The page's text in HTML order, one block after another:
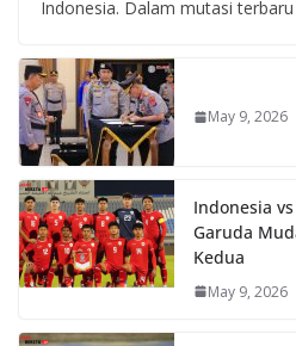
Indonesia. Dalam mutasi
May 9, 2026
Indonesia
Garuda
Kedua
May 9, 2026